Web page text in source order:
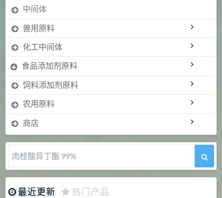
中间体
兽用原料
化工中间体
食品添加剂原料
饲料添加剂原料
农用原料
商店
肉桂醛 99%
最近更新 热门产品